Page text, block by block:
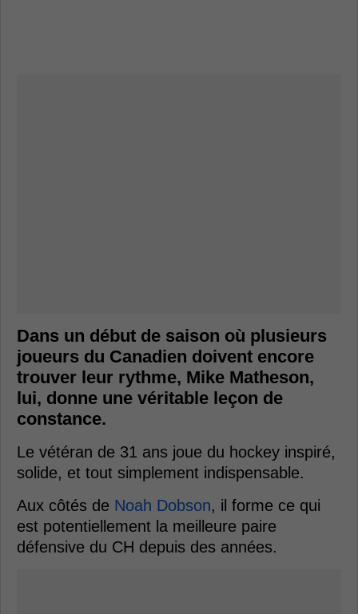
Dans un début de saison où plusieurs
joueurs du Canadien doivent encore
trouver leur rythme, Mike Matheson,
lui, donne une véritable leçon de
constance.
Le vétéran de 31 ans joue du hockey inspiré,
solide, et tout simplement indispensable.
Aux côtés de Noah Dobson, il forme ce qui
est potentiellement la meilleure paire
défensive du CH depuis des années.